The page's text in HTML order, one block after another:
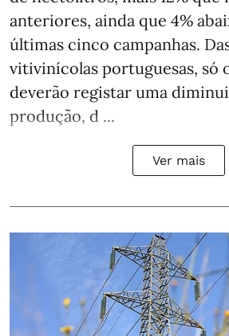
anteriores, ainda que 4%
últimas cinco campanhas.
vitivinícolas portuguesas, só
deverão registar uma
produção, d ...
Ver mais